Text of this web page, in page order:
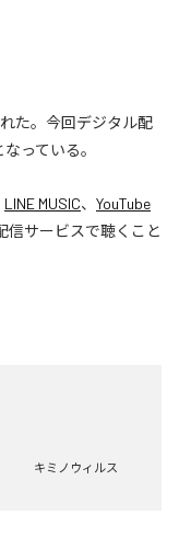
た。今回デジタル配
っている。
LINE MUSIC、 YouTube
信サービスで聴くこと
キミノウィルス